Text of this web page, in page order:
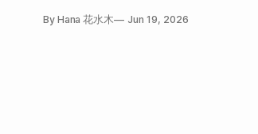
By Hana 花水木 Jun 19, 2026